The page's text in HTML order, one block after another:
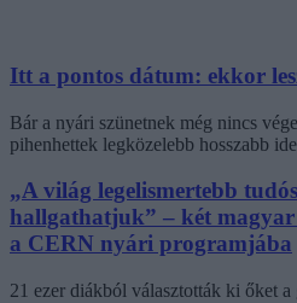
Itt a pontos dátum: ekkor
Bár a nyári szünetnek még nincs
pihenhettek legközelebb hosszabb
„A világ legelismertebb
hallgathatjuk” – két magyar
a CERN nyári programjába
21 ezer diákból választották ki őket